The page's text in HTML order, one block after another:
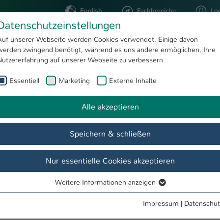
English Fachbereiche
STUDIUM FORSCHUNG
Du hast das Quiz geschafft!
unserer Webseite werden Cookies verwendet. Einige davon
zwingend benötigt, während es uns andere ermöglichen, Ihre
auf unserer Webseite zu verbessern.
Essentiell Marketing Externe Inhalte
Alle akzeptieren
Speichern & schließen
Nur essentielle Cookies akzeptieren
Essentielle Cookies werden für grundlegende Funktionen der
Weitere Informationen anzeigen
Impressum |